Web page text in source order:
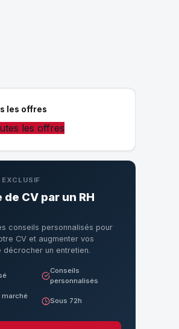
les offres
les offres
EXCLUSIF
CV par un RH
conseils personnalisés pour
CV et augmenter vos
décrocher un entretien.
Conseils
personnalisés
marché
Sous 72h